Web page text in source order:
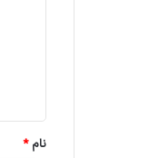
*
نام*